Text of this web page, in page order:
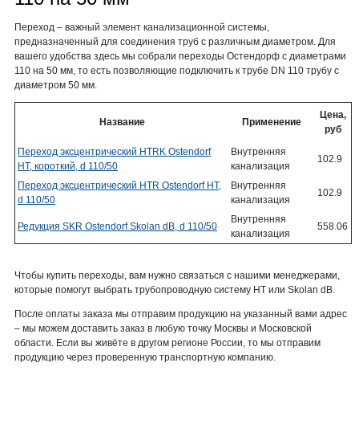
Переход – важный элемент канализационной системы,
предназначенный для соединения труб с различным диаметром. Для
вашего удобства здесь мы собрали переходы Остендорф с диаметрами
110 на 50 мм, то есть позволяющие подключить к трубе DN 110 трубу с
диаметром 50 мм.
Название Применение
Цена,
руб
Переход эксцентрический HTRK Ostendorf
HT, короткий, d 110/50
Внутренняя
канализация
102.9
Переход эксцентрический HTR Ostendorf HT,
d 110/50
Внутренняя
канализация
102.9
Редукция SKR Ostendorf Skolan dB, d 110/50
Внутренняя
канализация
558.06
Чтобы купить переходы, вам нужно связаться с нашими менеджерами,
которые помогут выбрать трубопроводную систему HT или Skolan dB.
После оплаты заказа мы отправим продукцию на указанный вами адрес
– мы можем доставить заказ в любую точку Москвы и Московской
области. Если вы живёте в другом регионе России, то мы отправим
продукцию через проверенную транспортную компанию.